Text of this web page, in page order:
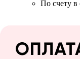
По счету в